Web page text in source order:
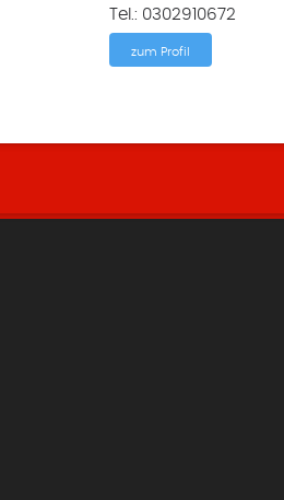
Tel.: 0302910672
zum Profil